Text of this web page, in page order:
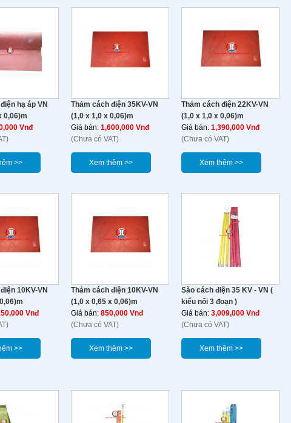
hạ áp VN
0,06)m
Vnđ
>>
Thảm cách điện 35KV-VN
(1,0 x 1,0 x 0,06)m
Giá bán: 1,600,000 Vnđ
(Chưa có VAT)
Xem thêm >>
Thảm cách điện 22KV-VN
(1,0 x 1,0 x 0,06)m
Giá bán: 1,390,000 Vnđ
(Chưa có VAT)
Xem thêm >>
10KV-VN
Vnđ
>>
Thảm cách điện 10KV-VN
(1,0 x 0,65 x 0,06)m
Giá bán: 850,000 Vnđ
(Chưa có VAT)
Xem thêm >>
Sào cách điện 35 KV - VN (
kiểu nối 3 đoạn )
Giá bán: 3,009,000 Vnđ
(Chưa có VAT)
Xem thêm >>